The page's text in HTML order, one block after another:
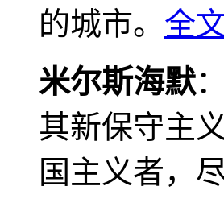
的城市。 全
米尔斯海默
其新保守主
国主义者，